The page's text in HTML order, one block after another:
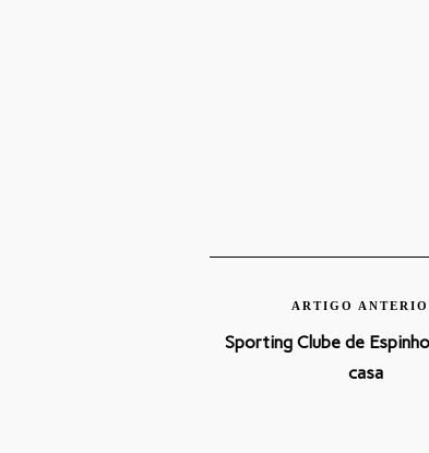
ARTIGO
Sporting Clube de
casa